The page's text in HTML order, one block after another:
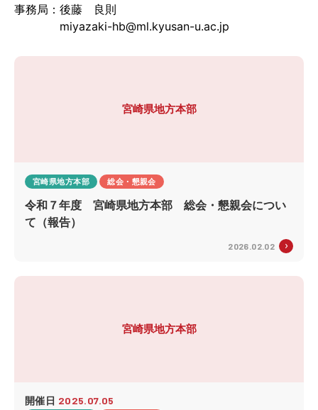
事務局：後藤 良則
miyazaki-hb@ml.kyusan-u.ac.jp
宮崎県地方本部
宮崎県地方本部 総会・懇親会
令和７年度 宮崎県地方本部 総会・懇親会につい
て（報告）
2026.02.02
宮崎県地方本部
開催日 2025.07.05